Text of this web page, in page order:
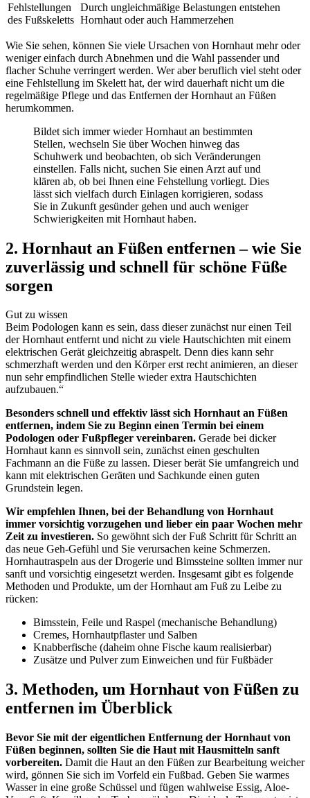
Fehlstellungen
des Fußskeletts
Durch ungleichmäßige Belastungen entstehen
Hornhaut oder auch Hammerzehen
Wie Sie sehen, können Sie viele Ursachen von Hornhaut mehr oder
weniger einfach durch Abnehmen und die Wahl passender und
flacher Schuhe verringert werden. Wer aber beruflich viel steht oder
eine Fehlstellung im Skelett hat, der wird dauerhaft nicht um die
regelmäßige Pflege und das Entfernen der Hornhaut an Füßen
herumkommen.
Bildet sich immer wieder Hornhaut an bestimmten
Stellen, wechseln Sie über Wochen hinweg das
Schuhwerk und beobachten, ob sich Veränderungen
einstellen. Falls nicht, suchen Sie einen Arzt auf und
klären ab, ob bei Ihnen eine Fehstellung vorliegt. Dies
lässt sich vielfach durch Einlagen korrigieren, sodass
Sie in Zukunft gesünder gehen und auch weniger
Schwierigkeiten mit Hornhaut haben.
2. Hornhaut an Füßen entfernen – wie Sie
zuverlässig und schnell für schöne Füße
sorgen
Gut zu wissen
Beim Podologen kann es sein, dass dieser zunächst nur einen Teil
der Hornhaut entfernt und nicht zu viele Hautschichten mit einem
elektrischen Gerät gleichzeitig abraspelt. Denn dies kann sehr
schmerzhaft werden und den Körper erst recht animieren, an dieser
nun sehr empfindlichen Stelle wieder extra Hautschichten
aufzubauen.“
Besonders schnell und effektiv lässt sich Hornhaut an Füßen
entfernen, indem Sie zu Beginn einen Termin bei einem
Podologen oder Fußpfleger vereinbaren. Gerade bei dicker
Hornhaut kann es sinnvoll sein, zunächst einen geschulten
Fachmann an die Füße zu lassen. Dieser berät Sie umfangreich und
kann mit elektrischen Geräten und Sachkunde einen guten
Grundstein legen.
Wir empfehlen Ihnen, bei der Behandlung von Hornhaut
immer vorsichtig vorzugehen und lieber ein paar Wochen mehr
Zeit zu investieren. So gewöhnt sich der Fuß Schritt für Schritt an
das neue Geh-Gefühl und Sie verursachen keine Schmerzen.
Hornhautraspeln aus der Drogerie und Bimssteine sollten immer nur
sanft und vorsichtig eingesetzt werden. Insgesamt gibt es folgende
Methoden und Produkte, um der Hornhaut am Fuß zu Leibe zu
rücken:
Bimsstein, Feile und Raspel (mechanische Behandlung)
Cremes, Hornhautpflaster und Salben
Knabberfische (daheim ohne Fische kaum realisierbar)
Zusätze und Pulver zum Einweichen und für Fußbäder
3. Methoden, um Hornhaut von Füßen zu
entfernen im Überblick
Bevor Sie mit der eigentlichen Entfernung der Hornhaut von
Füßen beginnen, sollten Sie die Haut mit Hausmitteln sanft
vorbereiten. Damit die Haut an den Füßen zur Bearbeitung weicher
wird, gönnen Sie sich im Vorfeld ein Fußbad. Geben Sie warmes
Wasser in eine große Schüssel und fügen wahlweise Essig, Aloe-